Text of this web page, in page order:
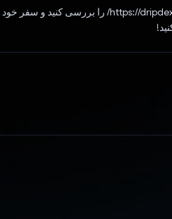
برای ارتقای سبک خود آماده اید؟ https://dripdex.ai/ را بررسی کنید و سفر خود